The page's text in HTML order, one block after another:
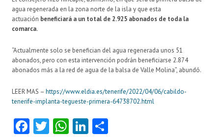
agua regenerada en la zona norte de la isla y que esta
actuación beneficiará a un total de 2.925 abonados de toda la
comarca.
“Actualmente solo se benefician del agua regenerada unos 51
abonados, pero con esta intervención podrán beneficiarse 2.874
abonados más a la red de agua de la balsa de Valle Molina”, abundó.
LEER MAS – https://www.eldia.es/tenerife/2022/04/06/cabildo-
tenerife-implanta-tegueste-primera-64738702.html
Fa T W Li